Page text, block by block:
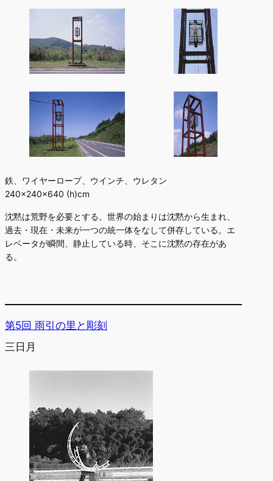
鉄、ワイヤーロープ、ウインチ、ウレタン
240×240×640 (h)cm
沈黙は荒野を必要とする。世界の始まりは沈黙から生まれ、
過去・現在・未来が一つの統一体をなして併存している。エ
レベータが瞬間、静止している時、そこに沈黙の存在があ
る。
第5回 雨引の里と彫刻
三日月